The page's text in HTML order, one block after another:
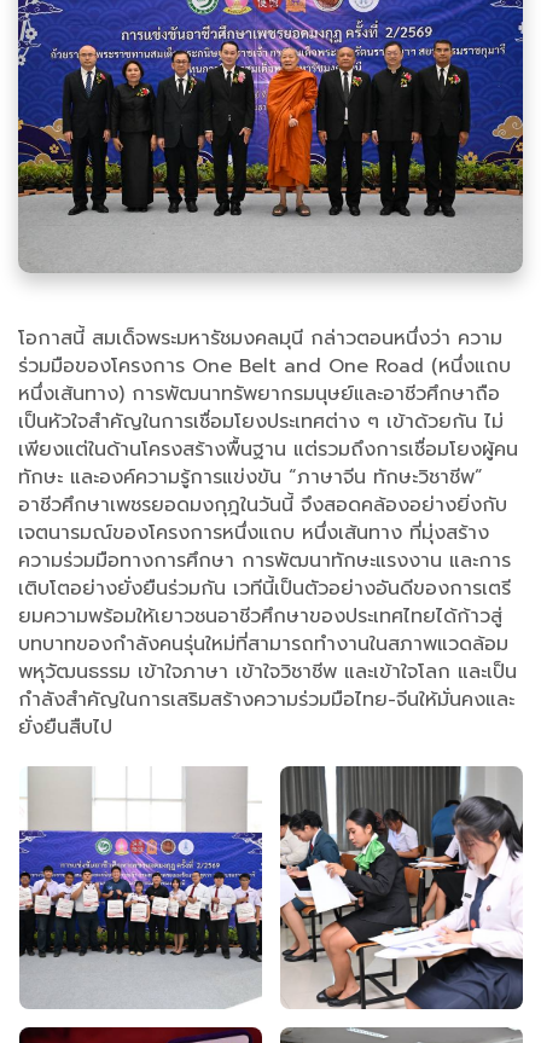
โอกาสนี้ สมเด็จพระมหารัชมงคลมุนี กล่าวตอนหนึ่งว่า ความ
ร่วมมือของโครงการ One Belt and One Road (หนึ่งแถบ
หนึ่งเส้นทาง) การพัฒนาทรัพยากรมนุษย์และอาชีวศึกษาถือ
เป็นหัวใจสำคัญในการเชื่อมโยงประเทศต่าง ๆ เข้าด้วยกัน ไม่
เพียงแต่ในด้านโครงสร้างพื้นฐาน แต่รวมถึงการเชื่อมโยงผู้คน
ทักษะ และองค์ความรู้การแข่งขัน “ภาษาจีน ทักษะวิชาชีพ”
อาชีวศึกษาเพชรยอดมงกุฎในวันนี้ จึงสอดคล้องอย่างยิ่งกับ
เจตนารมณ์ของโครงการหนึ่งแถบ หนึ่งเส้นทาง ที่มุ่งสร้าง
ความร่วมมือทางการศึกษา การพัฒนาทักษะแรงงาน และการ
เติบโตอย่างยั่งยืนร่วมกัน เวทีนี้เป็นตัวอย่างอันดีของการเตรี
ยมความพร้อมให้เยาวชนอาชีวศึกษาของประเทศไทยได้ก้าวสู่
บทบาทของกำลังคนรุ่นใหม่ที่สามารถทำงานในสภาพแวดล้อม
พหุวัฒนธรรม เข้าใจภาษา เข้าใจวิชาชีพ และเข้าใจโลก และเป็น
กำลังสำคัญในการเสริมสร้างความร่วมมือไทย-จีนให้มั่นคงและ
ยั่งยืนสืบไป